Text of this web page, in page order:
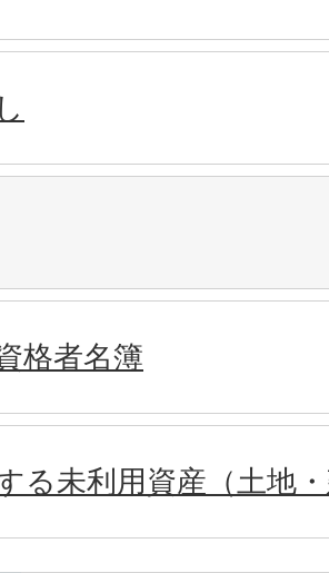
格者名簿
る未利用資産（土地